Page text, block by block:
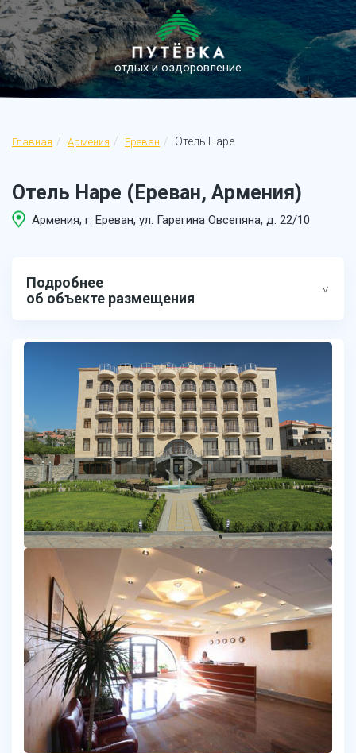
отдых и оздоровление
Главная Армения Ереван Отель Наре
Отель Наре (Ереван, Армения)
Армения, г. Ереван, ул. Гарегина Овсепяна, д. 22/10
Подробнее
об объекте размещения